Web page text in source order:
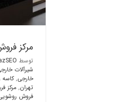
مرکز
توسط
شیرآلات
خارجی,کاسه
تهران,مرکز
فروش روشویی